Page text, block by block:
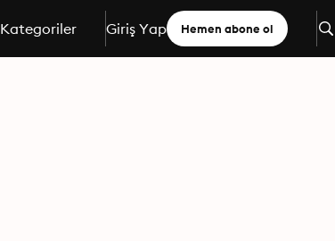
Kategoriler Giriş Yap Hemen abone ol